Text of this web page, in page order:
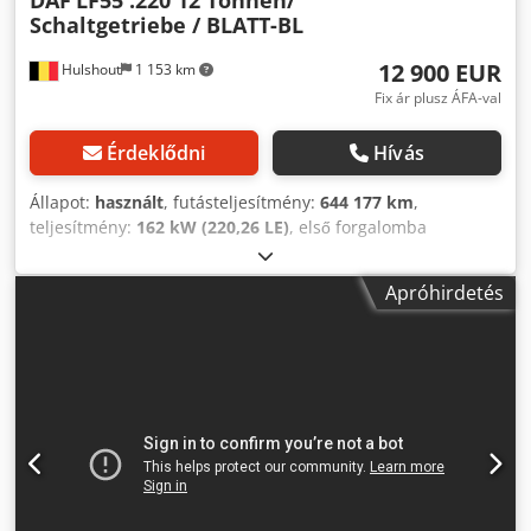
Hulshout 1 153 km
Schaltgetriebe / BLATT-BL
12 900 EUR
Fix ár plusz ÁFA-val
Érdeklődni Hívás
Állapot: használt, futásteljesítmény: 644 177 km,
teljesítmény: 162 kW (220,26 LE), első forgalomba
, üzemanyagtípus:
11 990 kg, hajtástípus:mechanikai, kibocsátási osztály:
, LF 55.220 12 tonna
Apróhirdetés